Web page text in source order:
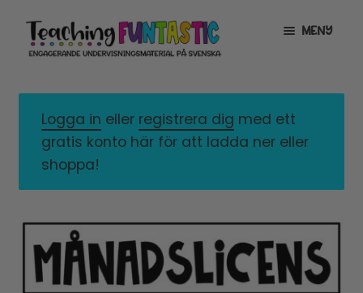
Hoppa
till
navigering
Gå
till
innehåll
MENY
MITT KONTO
GRATISMATERIAL
LICENSER
EXPANDERA
UNDERMENY
TYPSNITT
Logga in eller registrera dig med ett
gratis konto här för att ladda ner eller
shoppa!